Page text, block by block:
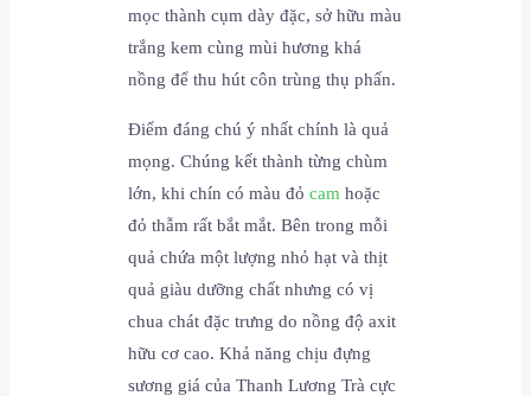
mọc thành cụm dày đặc, sở hữu màu
trắng kem cùng mùi hương khá
nồng để thu hút côn trùng thụ phấn.
Điểm đáng chú ý nhất chính là quả
mọng. Chúng kết thành từng chùm
lớn, khi chín có màu đỏcam hoặc
đỏ thẫm rất bắt mắt. Bên trong mỗi
quả chứa một lượng nhỏ hạt và thịt
quả giàu dưỡng chất nhưng có vị
chua chát đặc trưng do nồng độ axit
hữu cơ cao. Khả năng chịu đựng
sương giá của Thanh Lương Trà cực